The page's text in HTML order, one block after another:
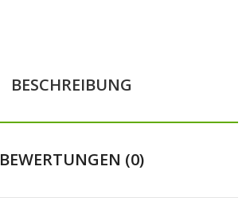
BESCHREIBUNG
BEWERTUNGEN (0)